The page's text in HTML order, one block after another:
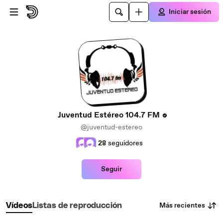
Saltar al contenido principal
Iniciar sesión
Juventud Estéreo 104.7 FM
@juventud-estereo
28 seguidores
Seguir
VídeosListas de reproducción Más recientes